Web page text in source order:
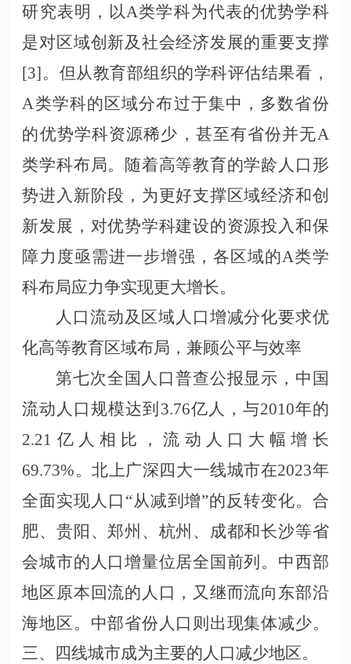
研究表明，以A类学科为代表的优势学科
是对区域创新及社会经济发展的重要支撑
[3]。但从教育部组织的学科评估结果看，
A类学科的区域分布过于集中，多数省份
的优势学科资源稀少，甚至有省份并无A
类学科布局。随着高等教育的学龄人口形
势进入新阶段，为更好支撑区域经济和创
新发展，对优势学科建设的资源投入和保
障力度亟需进一步增强，各区域的A类学
科布局应力争实现更大增长。
人口流动及区域人口增减分化要求优
化高等教育区域布局，兼顾公平与效率
第七次全国人口普查公报显示，中国
流动人口规模达到 3.76亿人，与2010年的
2.21亿人相比，流动人口大幅增长
69.73%。北上广深四大一线城市在2023年
全面实现人口“从减到增”的反转变化。合
肥、贵阳、郑州、杭州、成都和长沙等省
会城市的人口增量位居全国前列。中西部
地区原本回流的人口，又继而流向东部沿
海地区。中部省份人口则出现集体减少。
三、四线城市成为主要的人口减少地区。